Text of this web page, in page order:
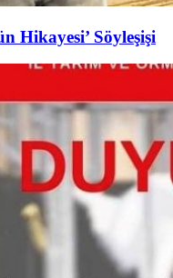
Hikayesi’ Söyleşişi